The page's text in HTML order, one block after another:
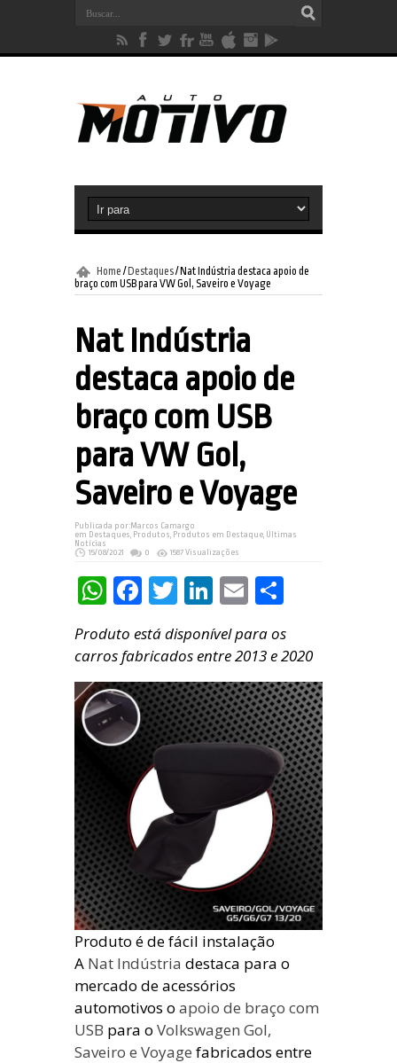
Home / Destaques/ Nat Indústria destaca apoio de
braço com USB para VW Gol, Saveiro e Voyage
Nat Indústria
destaca apoio de
braço com USB
para VW Gol,
Saveiro e Voyage
Publicada por: Marcos Camargo
em Destaques, Produtos, Produtos em Destaque, Últimas
Notícias
15/08/2021
0 1587 Visualizações
WhatsApp
Facebook
Twitter
LinkedIn
Email
Produto está disponível para os
carros fabricados entre 2013 e 2020
Produto é de fácil instalação
A Nat Indústria destaca para o
mercado de acessórios
automotivos o apoio de braço com
USB para o Volkswagen Gol,
Saveiro e Voyage fabricados entre